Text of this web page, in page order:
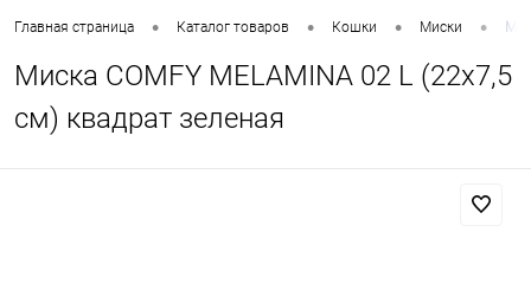
Главная страница • Каталог товаров • Кошки • Миски •
Миска COMFY MELAMINA 02 L (22х7,5
см) квадрат зеленая